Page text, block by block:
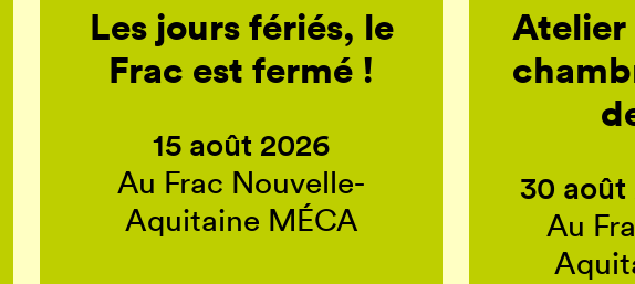
Les jours fériés, le
Frac est fermé !
15 août 2026
Au Frac Nouvelle-
Aquitaine MÉCA
Atelier
30 août
Au